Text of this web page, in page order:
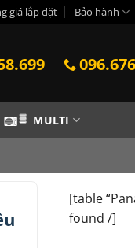
giá lắp đặt Bảo hành
MULTI
[table
found /]